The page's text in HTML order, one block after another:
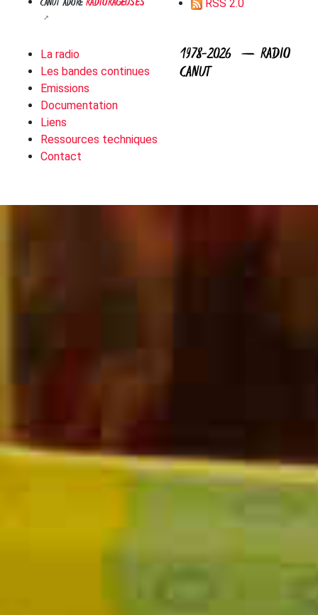
CANUT ADORE RSS 2.0
La radio
Les bandes continues
Emissions
Documentation
Liens
Ressources techniques
Contact
1978-2026 — RADIO
CANUT